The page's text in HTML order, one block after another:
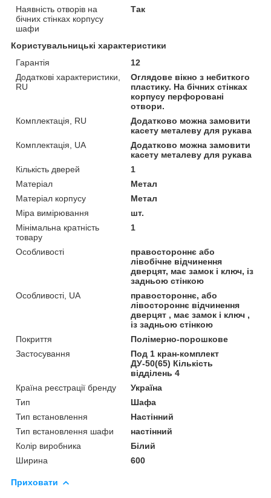
Наявність отворів на
бічних стінках корпусу
шафи
Так
Користувальницькі характеристики
Гарантія
12
Додаткові характеристики,
RU
Оглядове вікно з небиткого
пластику. На бічних стінках
корпусу перфоровані
отвори.
Комплектація, RU
Додатково можна замовити
касету металеву для рукава
Комплектація, UA
Додатково можна замовити
касету металеву для рукава
Кількість дверей
1
Матеріал
Метал
Матеріал корпусу
Метал
Міра вимірювання
шт.
Мінімальна кратність
товару
1
Особливості
правостороннє або
лівобічне відчинення
дверцят, має замок і ключ, із
задньою стінкою
Особливості, UA
правостороннє, або
лівостороннє відчинення
дверцят , має замок і ключ ,
із задньою стінкою
Покриття
Полімерно-порошкове
Застосування
Под 1 кран-комплект
ДУ-50(65) Кількість
відділень 4
Країна реєстрації бренду
Україна
Тип
Шафа
Тип встановлення
Настінний
Тип встановлення шафи
настінний
Колір виробника
Білий
Ширина
600
Приховати